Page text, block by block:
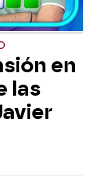
en
las